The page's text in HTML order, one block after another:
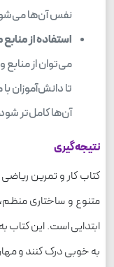
نفس آن‌ها
استفاده از
می‌توان از منابع
تا دانش‌آموزان
آن‌ها کامل‌تر
نتیجه‌گیری
کتاب کار و تمرین ریاضی
متنوع و ساختاری منظم،
ابتدایی است. این کتاب
به خوبی درک کنند و